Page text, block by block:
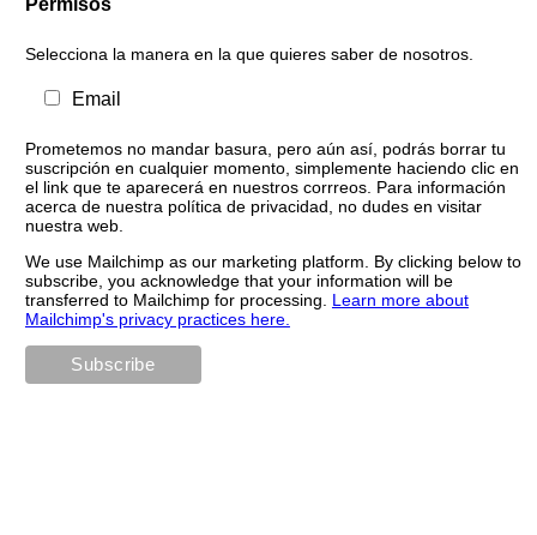
Permisos
Selecciona la manera en la que quieres saber de nosotros.
Email
Prometemos no mandar basura, pero aún así, podrás borrar tu
suscripción en cualquier momento, simplemente haciendo clic en
el link que te aparecerá en nuestros corrreos. Para información
acerca de nuestra política de privacidad, no dudes en visitar
nuestra web.
We use Mailchimp as our marketing platform. By clicking below to
subscribe, you acknowledge that your information will be
transferred to Mailchimp for processing. Learn more about
Mailchimp's privacy practices here.